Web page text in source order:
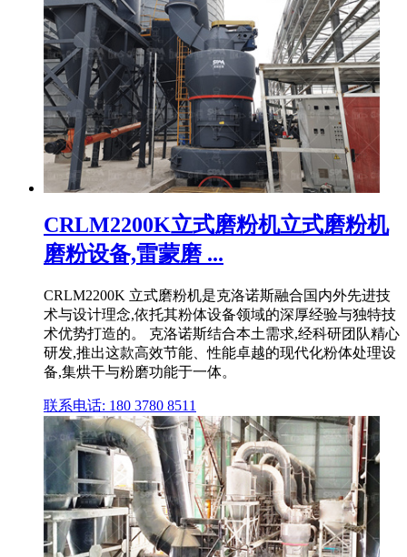
CRLM2200K立式磨粉机立式磨粉机
磨粉设备,雷蒙磨 ...
CRLM2200K 立式磨粉机是克洛诺斯融合国内外先进技
术与设计理念,依托其粉体设备领域的深厚经验与独特技
术优势打造的。 克洛诺斯结合本土需求,经科研团队精心
研发,推出这款高效节能、性能卓越的现代化粉体处理设
备,集烘干与粉磨功能于一体。
联系电话: 180 3780 8511